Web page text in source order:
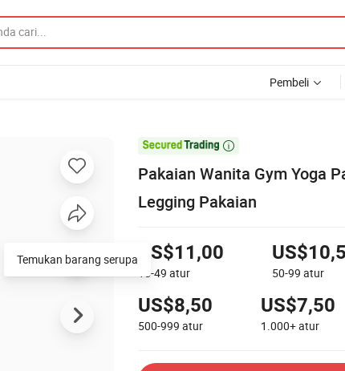
Pembeli

Pakaian Wanita Gym Yoga
Legging Pakaian
US$11,00
15-49 atur 50-99 atur
US$8,50
500-999 atur
US$7,50
1.000+atur
Temukan barang serupa